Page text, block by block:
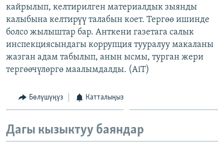
АЗАТТЫК+
ЫҢГАЙСЫЗ СУРООЛОР
ЭЕ/АРнун бардык сайттары
кайрылып, келтирилген материалдык зыянды
калыбына келтирүү талабын коет. Тергөө ишинде
болсо жылыштар бар. Анткени газетага салык
инспекциясындагы коррупция тууралуу макаланы
жазган адам табылып, анын ысмы, турган жери
тергөөчүлөргө маалымдалды. (AiT)
Бөлүшүңүз Катталыңыз
Дагы кызыктуу баяндар